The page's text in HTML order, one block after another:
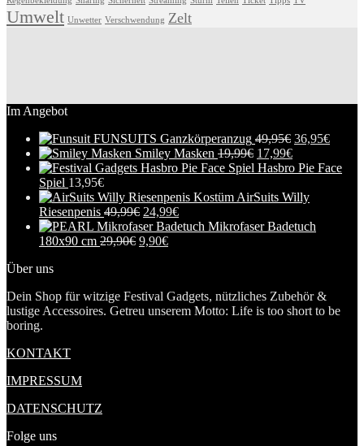
Umwelt Unwetter Verschwendung Zelt
Im Angebot
FUNSUITS Ganzkörperanzug 49,95€ 36,95€
Smiley Masken 19,99€ 17,99€
Hasbro Pie Face
Spiel 13,95€
AirSuits Willy
Riesenpenis 49,99€ 24,99€
Mikrofaser Badetuch
180x90 cm 29,90€ 9,90€
Über uns
Dein Shop für witzige Festival Gadgets, nützliches Zubehör &
lustige Accessoires. Getreu unserem Motto: Life is too short to be
boring.
KONTAKT
IMPRESSUM
DATENSCHUTZ
Folge uns